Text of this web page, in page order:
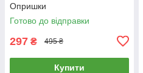
Опришки
Готово до відправки
297 ₴ 495 ₴
Купити